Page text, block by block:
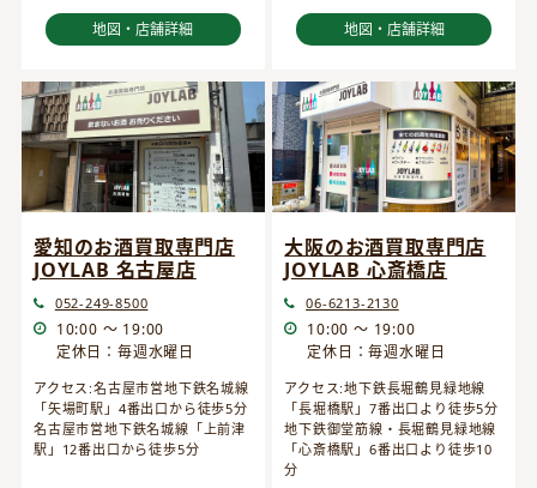
地図・店舗詳細 地図・店舗詳細
愛知のお酒買取専門店
JOYLAB 名古屋店
052-249-8500
10:00 ～ 19:00
定休日：毎週水曜日
アクセス:名古屋市営地下鉄名城線
「矢場町駅」4番出口から徒歩5分
名古屋市営地下鉄名城線「上前津
駅」12番出口から徒歩5分
大阪のお酒買取専門店
JOYLAB 心斎橋店
06-6213-2130
10:00 ～ 19:00
定休日：毎週水曜日
アクセス:地下鉄長堀鶴見緑地線
「長堀橋駅」7番出口より徒歩5分
地下鉄御堂筋線・長堀鶴見緑地線
「心斎橋駅」6番出口より徒歩10
分